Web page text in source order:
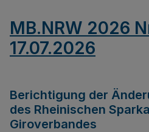
MB.NRW 2026
17.07.2026
Berichtigung der
des Rheinischen
Giroverbandes